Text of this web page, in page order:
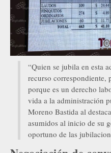
“Quien se jubila en esta
recurso correspondiente,
porque es un derecho
vida a la administración
Moreno Bastida al
asumidos al inicio de su
oportuno de las